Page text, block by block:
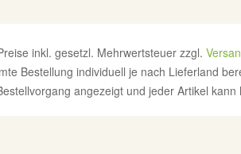
inkl. gesetzl. Mehrwertsteuer zzgl.
Bestellung individuell je nach Lieferland
angezeigt und jeder Artikel